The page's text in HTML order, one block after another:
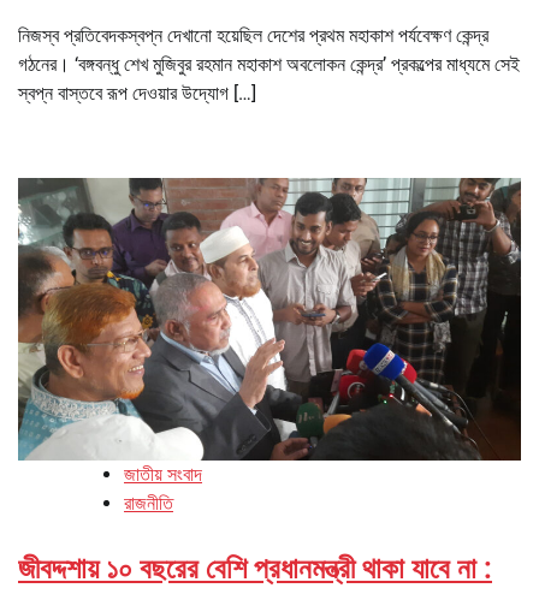
নিজস্ব প্রতিবেদকস্বপ্ন দেখানো হয়েছিল দেশের প্রথম মহাকাশ পর্যবেক্ষণ কেন্দ্র
গঠনের। ‘বঙ্গবন্ধু শেখ মুজিবুর রহমান মহাকাশ অবলোকন কেন্দ্র’ প্রকল্পের মাধ্যমে সেই
স্বপ্ন বাস্তবে রূপ দেওয়ার উদ্যোগ […]
জাতীয় সংবাদ
রাজনীতি
জীবদ্দশায় ১০ বছরের বেশি প্রধানমন্ত্রী থাকা যাবে না :